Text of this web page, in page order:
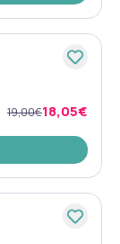
19,00€18,05€